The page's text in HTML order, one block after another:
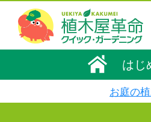
はじ
お庭の